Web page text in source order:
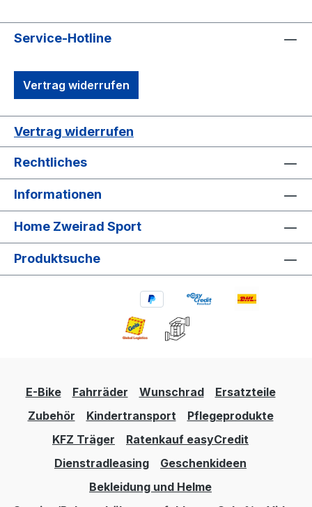
Service-Hotline
Vertrag widerrufen
Vertrag widerrufen
Rechtliches
Informationen
Home Zweirad Sport
Produktsuche
E-Bike Fahrräder Wunschrad
Ersatzteile
Zubehör
Kindertransport
Pflegeprodukte
KFZ Träger
Ratenkauf easyCredit
Dienstradleasing
Geschenkideen
Bekleidung und Helme